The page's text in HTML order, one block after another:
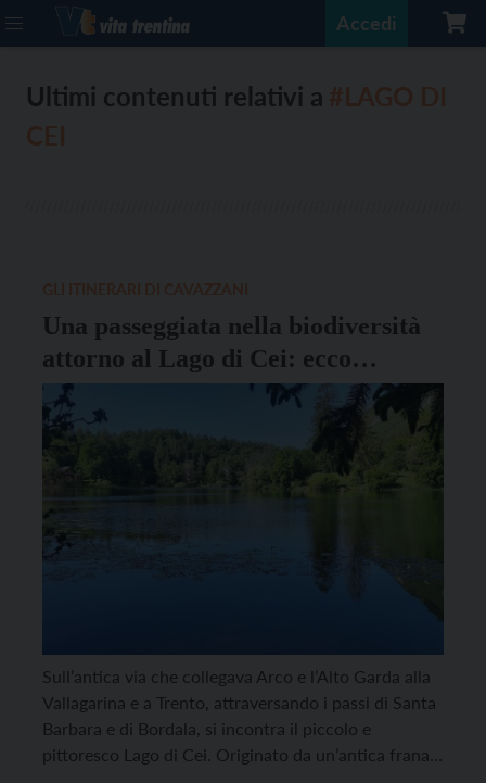
Accedi
Ultimi contenuti relativi a
Una passeggiata nella biodiversità
attorno al Lago di Cei: ecco
l’itinerario
Sull’antica via che collegava Arco e l’Alto Garda alla
Vallagarina e a Trento, attraversando i passi di Santa
Barbara e di Bordala, si incontra il piccolo e
pittoresco Lago di Cei. Originato da un’antica frana